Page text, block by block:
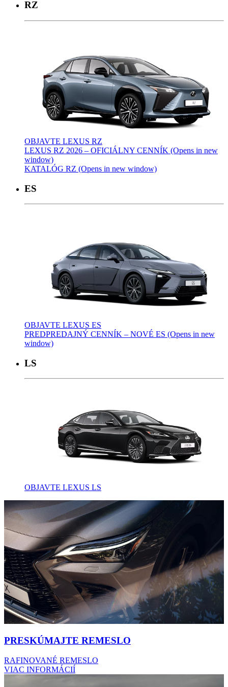
RZ
OBJAVTE LEXUS RZ
LEXUS RZ 2026 – OFICIÁLNY CENNÍK (Opens in new
window)
KATALÓG RZ (Opens in new window)
ES
OBJAVTE LEXUS ES
PREDPREDAJNÝ CENNÍK – NOVÉ ES (Opens in new
window)
LS
OBJAVTE LEXUS LS
PRESKÚMAJTE REMESLO
RAFINOVANÉ REMESLO
VIAC INFORMÁCIÍ